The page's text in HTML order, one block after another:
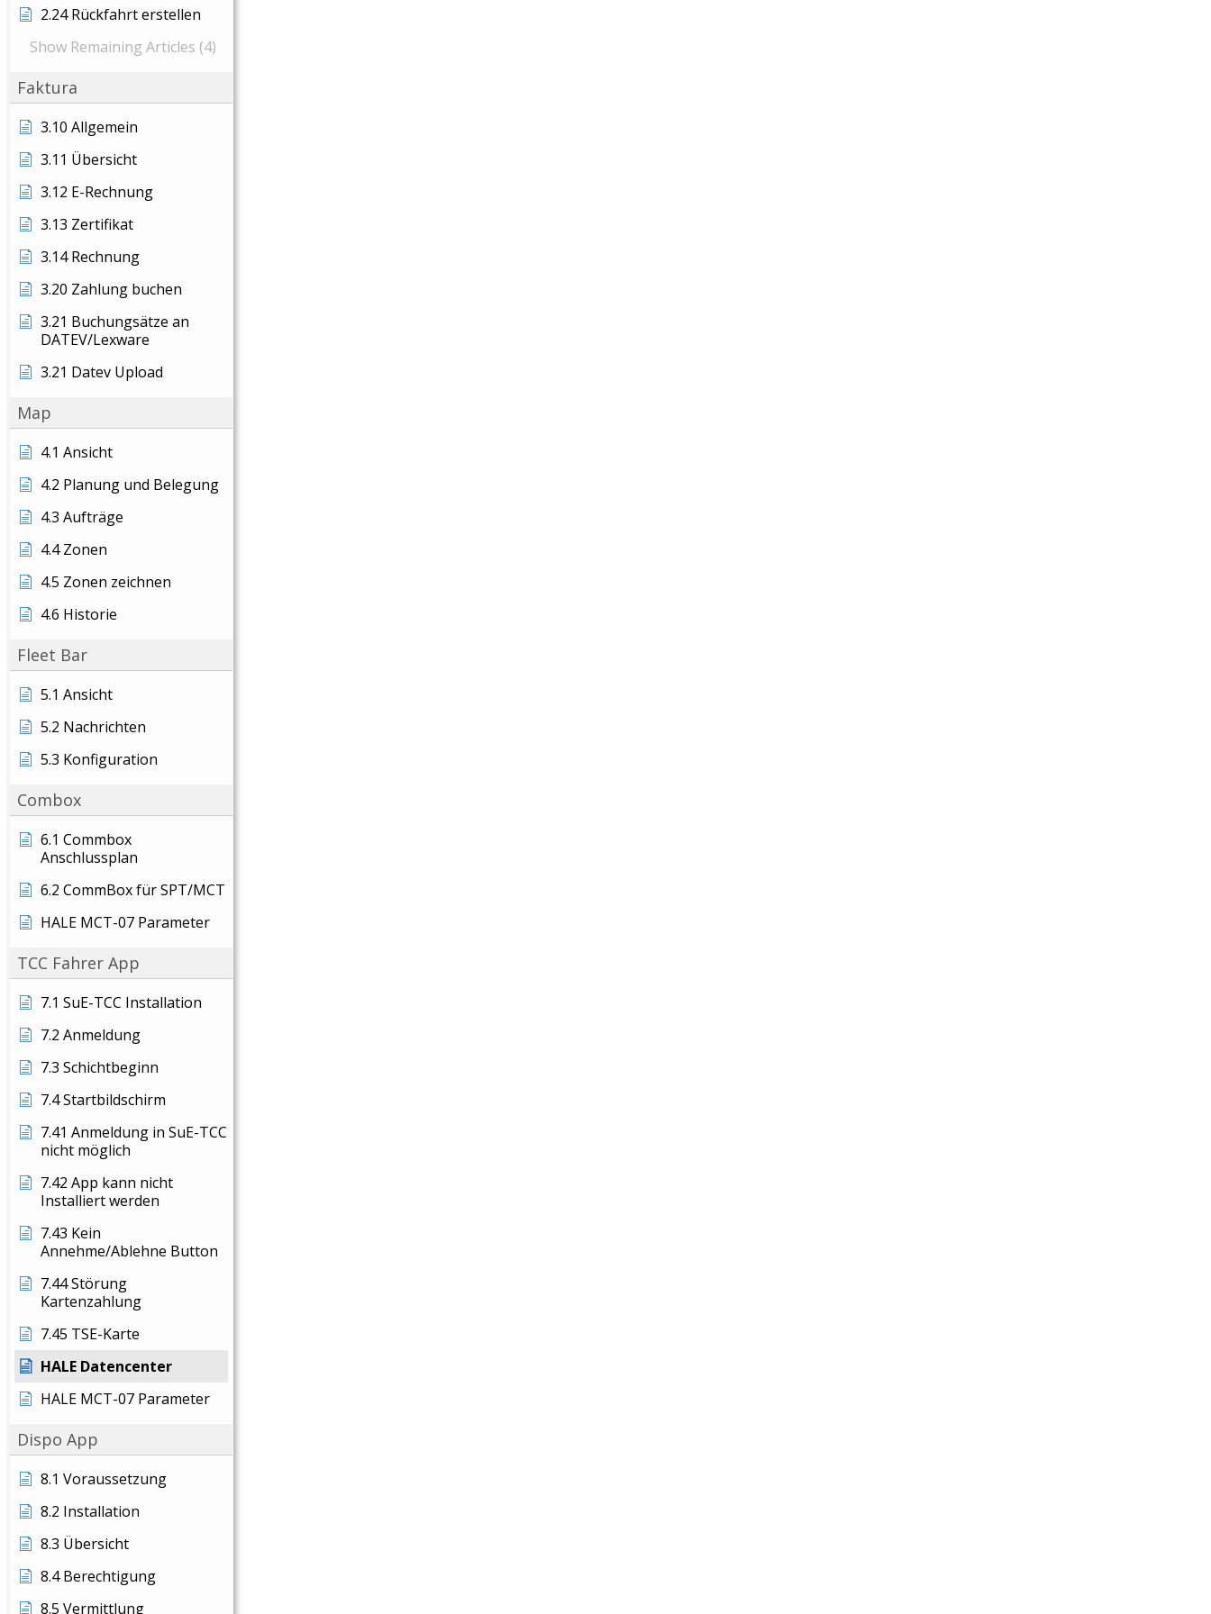
2.24 Rückfahrt erstellen
Show Remaining Articles (4)
Faktura
3.10 Allgemein
3.11 Übersicht
3.12 E-Rechnung
3.13 Zertifikat
3.14 Rechnung
3.20 Zahlung buchen
3.21 Buchungsätze an
DATEV/Lexware
3.21 Datev Upload
Map
4.1 Ansicht
4.2 Planung und Belegung
4.3 Aufträge
4.4 Zonen
4.5 Zonen zeichnen
4.6 Historie
Fleet Bar
5.1 Ansicht
5.2 Nachrichten
5.3 Konfiguration
Combox
6.1 Commbox
Anschlussplan
6.2 CommBox für SPT/MCT
HALE MCT-07 Parameter
TCC Fahrer App
7.1 SuE-TCC Installation
7.2 Anmeldung
7.3 Schichtbeginn
7.4 Startbildschirm
7.41 Anmeldung in SuE-TCC
nicht möglich
7.42 App kann nicht
Installiert werden
7.43 Kein
Annehme/Ablehne Button
7.44 Störung
Kartenzahlung
7.45 TSE-Karte
HALE Datencenter
HALE MCT-07 Parameter
Dispo App
8.1 Voraussetzung
8.2 Installation
8.3 Übersicht
8.4 Berechtigung
8.5 Vermittlung